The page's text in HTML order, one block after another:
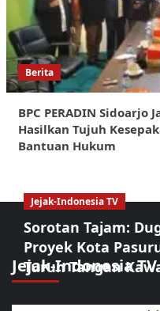
Berita
BPC PERADIN Sidoarjo
Hasilkan Tujuh
Bantuan Hukum
Jejak-Indonesia TV
Jejak-Indonesia TV
Sorotan Tajam:
Proyek Kota
Turun Tangan